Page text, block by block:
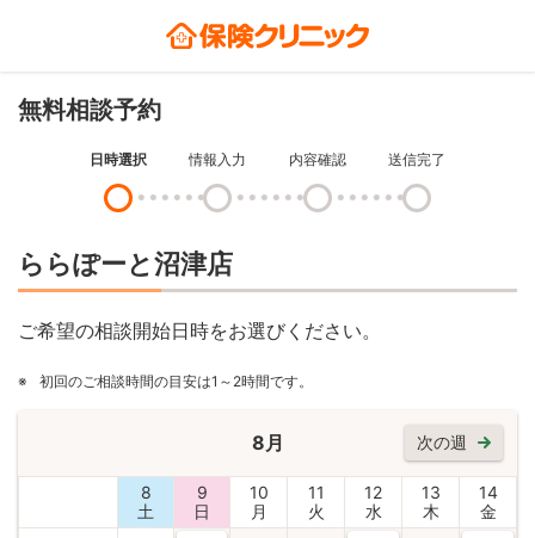
無料相談予約
日時選択 情報入力 内容確認 送信完了
ららぽーと沼津店
ご希望の相談開始日時をお選びください。
※ 初回のご相談時間の目安は1～2時間です。
次の週
8月
8
土
9
日
10
月
11
火
12
水
13
木
14
金